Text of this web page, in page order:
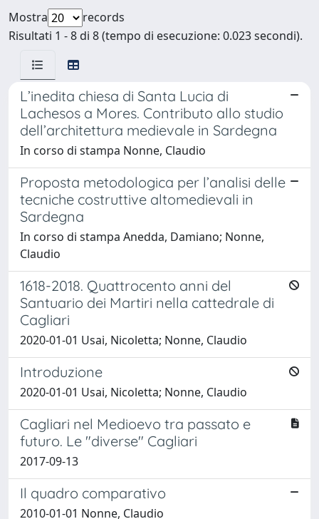
Mostra
records
Risultati 1 - 8 di 8 (tempo di esecuzione: 0.023 secondi).
L’inedita chiesa di Santa Lucia di
Lachesos a Mores. Contributo allo studio
dell’architettura medievale in Sardegna
In corso di stampa Nonne, Claudio
Proposta metodologica per l’analisi delle
tecniche costruttive altomedievali in
Sardegna
In corso di stampa Anedda, Damiano; Nonne,
Claudio
1618-2018. Quattrocento anni del
Santuario dei Martiri nella cattedrale di
Cagliari
2020-01-01 Usai, Nicoletta; Nonne, Claudio
Introduzione
2020-01-01 Usai, Nicoletta; Nonne, Claudio
Cagliari nel Medioevo tra passato e
futuro. Le "diverse" Cagliari
2017-09-13
Il quadro comparativo
2010-01-01 Nonne, Claudio